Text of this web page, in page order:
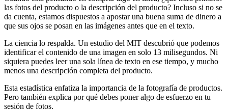
las fotos del producto o la descripción del producto? Incluso si no se
da cuenta, estamos dispuestos a apostar una buena suma de dinero a
que sus ojos se posan en las imágenes antes que en el texto.
La ciencia lo respalda. Un estudio del MIT descubrió que podemos
identificar el contenido de una imagen en solo 13 milisegundos. Ni
siquiera puedes leer una sola línea de texto en ese tiempo, y mucho
menos una descripción completa del producto.
Esta estadística enfatiza la importancia de la fotografía de productos.
Pero también explica por qué debes poner algo de esfuerzo en tu
sesión de fotos.